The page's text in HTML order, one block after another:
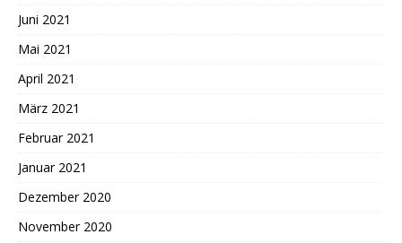
Juni 2021
Mai 2021
April 2021
März 2021
Februar 2021
Januar 2021
Dezember 2020
November 2020